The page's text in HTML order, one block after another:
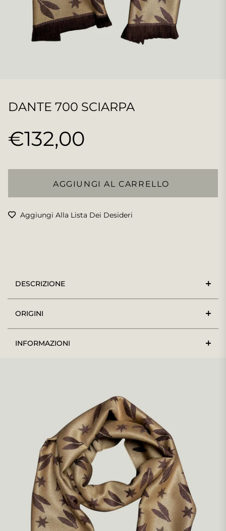
DANTE 700 SCIARPA
Prezzo
€132,00
AGGIUNGI AL CARRELLO
Aggiungi Alla Lista Dei Desideri
DESCRIZIONE
ORIGINI
INFORMAZIONI